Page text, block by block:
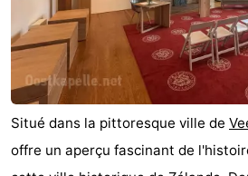
Situé dans la pittoresque ville de
offre un aperçu fascinant de